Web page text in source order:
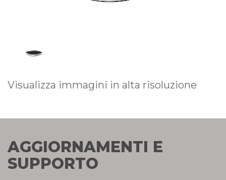
Visualizza immagini in alta risoluzione
AGGIORNAMENTI E
SUPPORTO